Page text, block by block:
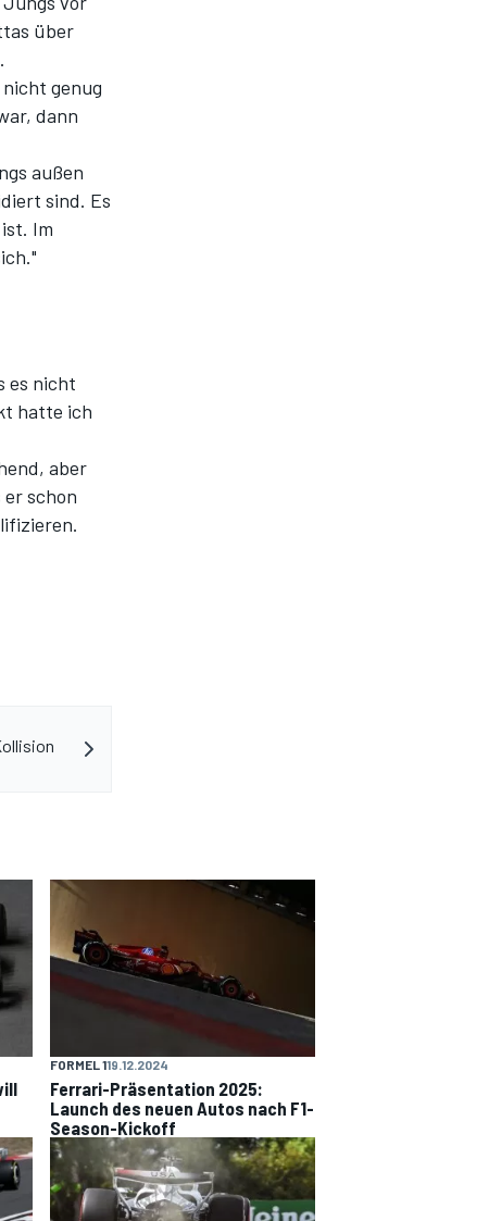
über
genug
dann
außen
sind. Es
Im
es nicht
hatte ich
aber
schon
FORMEL 119.12.2024
Ferrari-Präsentation 2025:
Launch des neuen Autos nach F1-
Season-Kickoff